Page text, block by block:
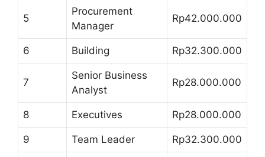
5
Procurement
Manager
Rp42.000.000
6 Building Rp32.300.000
7
Senior Business
Analyst
Rp28.000.000
8 Executives Rp28.000.000
9 Team Leader Rp32.300.000